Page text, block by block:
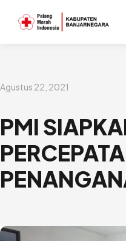
Agustus 22, 2021
PMI